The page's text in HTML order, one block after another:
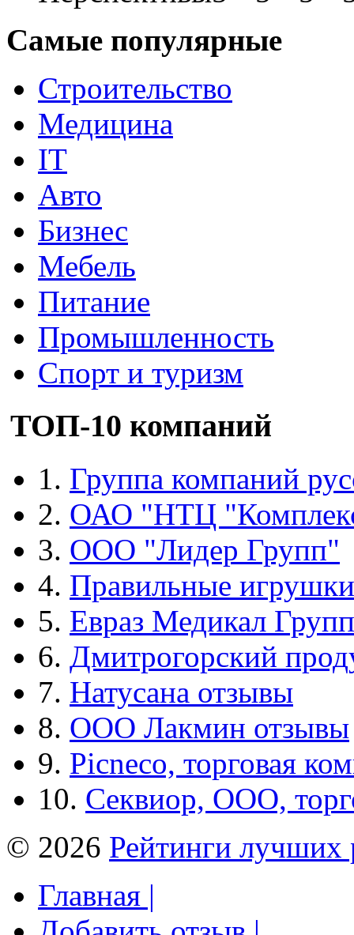
Самые популярные
Строительство
Медицина
IT
Авто
Бизнес
Мебель
Питание
Промышленность
Спорт и туризм
ТОП-10 компаний
1. Группа компаний
2. ОАО "НТЦ
3. ООО "Лидер Групп"
4. Правильные игрушки
5. Евраз Медикал Групп
6. Дмитрогорский
7. Натусана отзывы
8. ООО Лакмин отзывы
9. Picneco, торговая
10. Секвиор, ООО,
© 2026 Рейтинги лучших
Главная |